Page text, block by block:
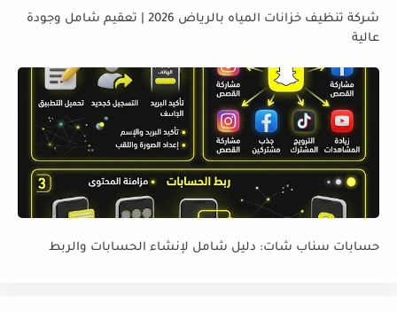
شركة تنظيف خزانات المياه بالرياض 2026 | تعقيم شامل وجودة
عالية
حسابات سناب شات: دليل شامل لإنشاء الحسابات والربط